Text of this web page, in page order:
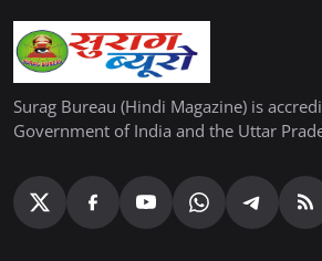
Surag Bureau (Hindi Magazine) is
Government of India and the Uttar